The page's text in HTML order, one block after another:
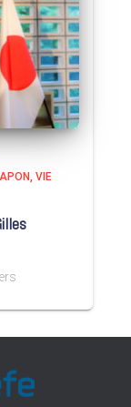
VIE